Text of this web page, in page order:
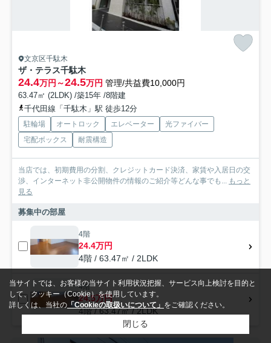
文京区千駄木
ザ・テラス千駄木
24.4万円～24.5万円 管理/共益費10,000円
63.47㎡ (2LDK) /築15年 /8階建
千代田線「千駄木」駅 徒歩12分
駐輪場 オートロック エレベーター
光ファイバー
宅配ボックス
耐震構造
当店では、初期費用の分割、クレジットカード決済、家賃や入居日の交
渉、インターネット非公開物件の情報のご紹介等どんな事でも...
もっと
見る
募集中の部屋
4階
24.4万円
4階 / 63.47㎡ / 2LDK
4階
24.5万円
4階 / 63.47㎡ / 2LDK
当サイトでは、お客様の当サイト利用状況把握、サービス向上検討を目的と
して、クッキー（Cookie）を使用しています。
詳しくは、当社の 「Cookieの取扱いについて」 をご確認ください。
閉じる